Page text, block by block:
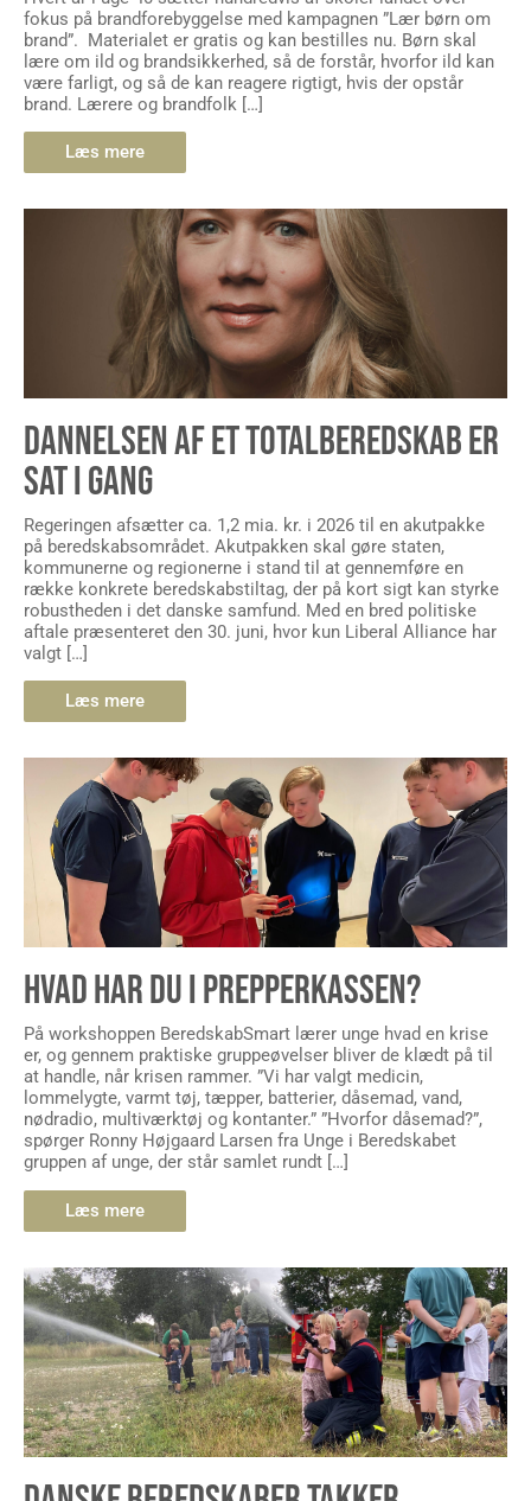
fokus på brandforebyggelse med kampagnen ”Lær børn om
brand”. Materialet er gratis og kan bestilles nu. Børn skal
lære om ild og brandsikkerhed, så de forstår, hvorfor ild kan
være farligt, og så de kan reagere rigtigt, hvis der opstår
brand. Lærere og brandfolk […]
Læs mere
DANNELSEN AF ET TOTALBEREDSKAB ER
SAT I GANG
Regeringen afsætter ca. 1,2 mia. kr. i 2026 til en akutpakke
på beredskabsområdet. Akutpakken skal gøre staten,
kommunerne og regionerne i stand til at gennemføre en
række konkrete beredskabstiltag, der på kort sigt kan styrke
robustheden i det danske samfund. Med en bred politiske
aftale præsenteret den 30. juni, hvor kun Liberal Alliance har
valgt […]
Læs mere
HVAD HAR DU I PREPPERKASSEN?
På workshoppen BeredskabSmart lærer unge hvad en krise
er, og gennem praktiske gruppeøvelser bliver de klædt på til
at handle, når krisen rammer. ”Vi har valgt medicin,
lommelygte, varmt tøj, tæpper, batterier, dåsemad, vand,
nødradio, multiværktøj og kontanter.” ”Hvorfor dåsemad?”,
spørger Ronny Højgaard Larsen fra Unge i Beredskabet
gruppen af unge, der står samlet rundt […]
Læs mere